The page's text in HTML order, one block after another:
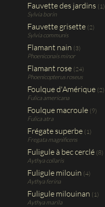
Fauvette des jardins (1)
Sylvia borin
Fauvette grisette (2)
Sylvia communis
Flamant nain (3)
Phoeniconais minor
Flamant rose (24)
Phoenicopterus roseus
Foulque d'Amérique (2)
Fulica americana
Foulque macroule (9)
Fulica atra
Frégate superbe (1)
Fregata magnificens
Fuligule à bec cerclé (8)
Aythya collaris
Fuligule milouin (4)
Aythya ferina
Fuligule milouinan (1)
Aythya marila